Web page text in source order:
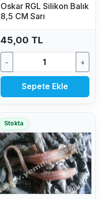
Oskar RGL Silikon Balık
8,5 CM Sarı
45,00 TL
- +
Sepete Ekle
Stokta